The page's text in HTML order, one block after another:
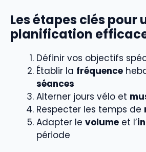
Les étapes clés pour
planification
Définir vos objectifs
Établir la fréquence
séances
Alterner jours vélo et
Respecter les temps de
Adapter le volume et l’
période